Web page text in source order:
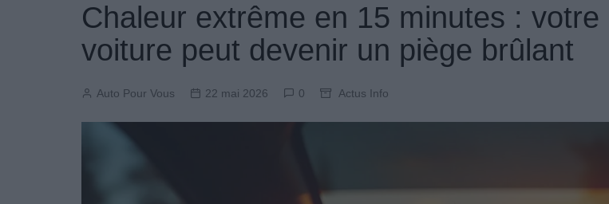
Produits Boutique
Chaleur extrême en 15 minutes : votre
voiture peut devenir un piège brûlant
Auto Pour Vous 22 mai 2026 0 Actus Info